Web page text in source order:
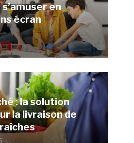
en
écran
: la solution
la livraison de